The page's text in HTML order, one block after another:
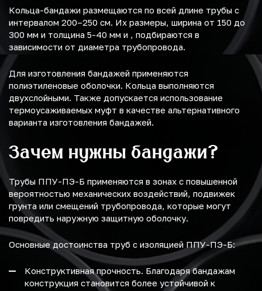
Кольца-бандажи размещаются по всей длине трубы с
интервалом 200–250 см. Их размеры, ширина от 150 до
300 мм и толщина 5-40 мм и , подбираются в
зависимости от диаметра трубопровода.
Для изготовления бандажей применяются
полиэтиленовые оболочки. Кольца выполняются
двухслойными. Также допускается использование
термоусаживаемых муфт в качестве альтернативного
варианта изготовления бандажей.
Зачем нужны бандажи?
Трубы ППУ-ПЭ-Б применяются в зонах с повышенной
вероятностью механических воздействий, подвижек
грунта или смещений трубопровода, которые могут
повредить наружную защитную оболочку.
Основные достоинства труб с изоляцией ППУ-ПЭ-Б:
Конструктивная прочность. Благодаря бандажам
конструкция становится более устойчивой к